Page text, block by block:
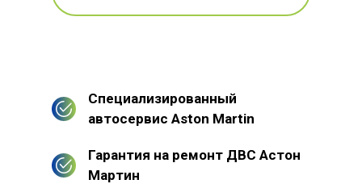
Специализированный
автосервис Aston Martin
Гарантия на ремонт ДВС Астон
Мартин